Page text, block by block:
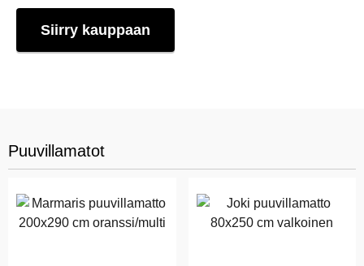
Siirry kauppaan
Puuvillamatot